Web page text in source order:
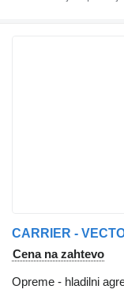
CARRIER -
Cena na zahtevo
Opreme - hladilni